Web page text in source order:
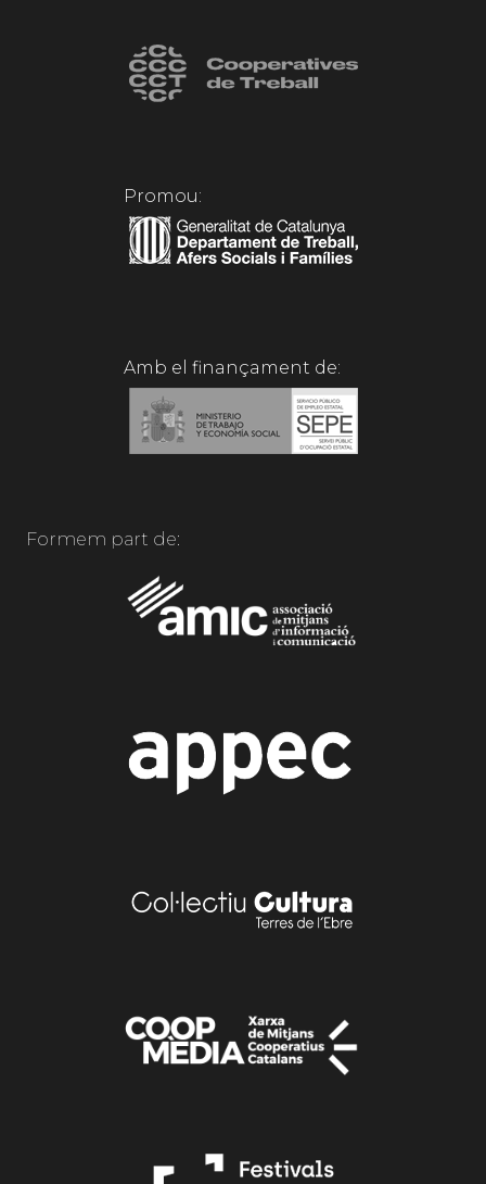
Promou:
Amb el finançament de:
Formem part de: